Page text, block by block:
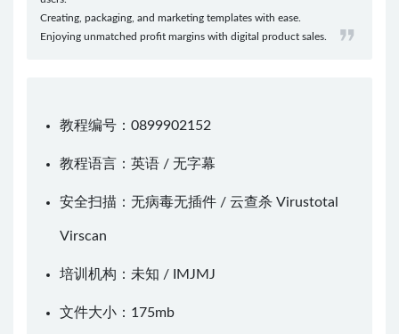
Creating, packaging, and marketing templates with ease.
Enjoying unmatched profit margins with digital product sales.
教程编号：0899902152
教程语言：英语 / 无字幕
安全扫描：无病毒无插件 / 云查杀 Virustotal
Virscan
培训机构：未知 / IMJMJ
文件大小：175mb